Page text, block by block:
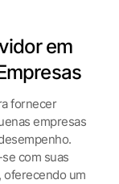
em
fornecer
empresas
com suas
oferecendo um